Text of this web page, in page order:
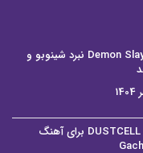
تریلر جدید انیمه Demon Slayer نبرد شینوبو و
موزیک‌ویدیو جدید DUSTCELL برای آهنگ